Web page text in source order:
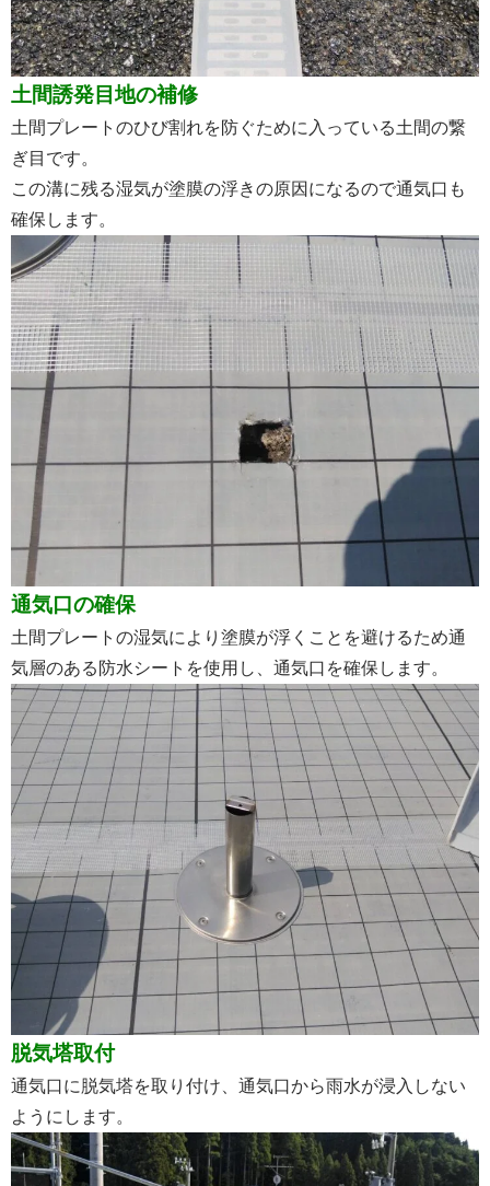
土間誘発目地の補修
土間プレートのひび割れを防ぐために入っている土間の繋
ぎ目です。
この溝に残る湿気が塗膜の浮きの原因になるので通気口も
確保します。
通気口の確保
土間プレートの湿気により塗膜が浮くことを避けるため通
気層のある防水シートを使用し、通気口を確保します。
脱気塔取付
通気口に脱気塔を取り付け、通気口から雨水が浸入しない
ようにします。